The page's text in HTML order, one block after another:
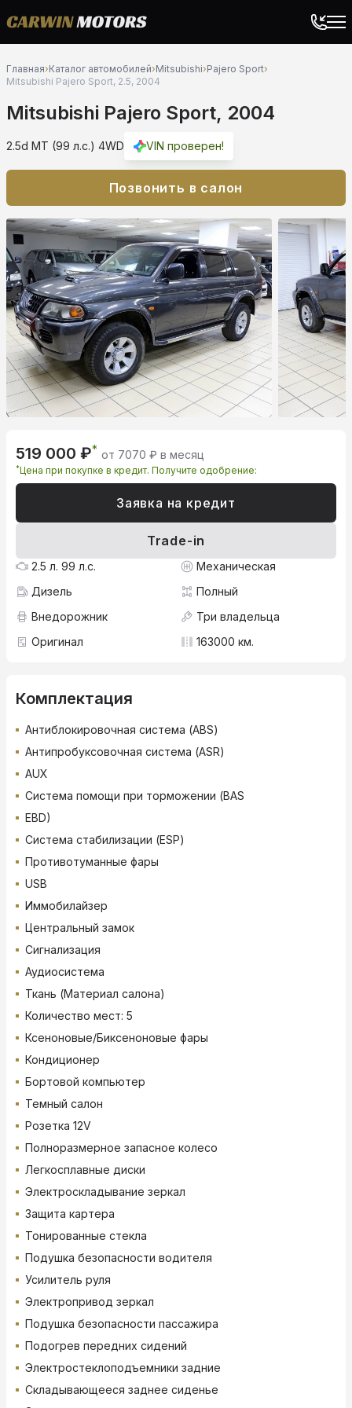
Главная›Каталог автомобилей›Mitsubishi›Pajero Sport›
Mitsubishi Pajero Sport, 2.5, 2004
Mitsubishi Pajero Sport, 2004
2.5d MT (99 л.с.) 4WD VIN проверен!
Позвонить в салон
519 000 ₽* от 7070 ₽ в месяц
*Цена при покупке в кредит. Получите одобрение:
Заявка на кредит
Trade-in
2.5 л. 99 л.с.
Механическая
Дизель
Полный
Внедорожник
Три владельца
Оригинал
163000 км.
Комплектация
Антиблокировочная система (ABS)
Антипробуксовочная система (ASR)
AUX
Система помощи при торможении (BAS
EBD)
Система стабилизации (ESP)
Противотуманные фары
USB
Иммобилайзер
Центральный замок
Сигнализация
Аудиосистема
Ткань (Материал салона)
Количество мест: 5
Ксеноновые/Биксеноновые фары
Кондиционер
Бортовой компьютер
Темный салон
Розетка 12V
Полноразмерное запасное колесо
Легкосплавные диски
Электроскладывание зеркал
Защита картера
Тонированные стекла
Подушка безопасности водителя
Усилитель руля
Электропривод зеркал
Подушка безопасности пассажира
Подогрев передних сидений
Электростеклоподъемники задние
Складывающееся заднее сиденье